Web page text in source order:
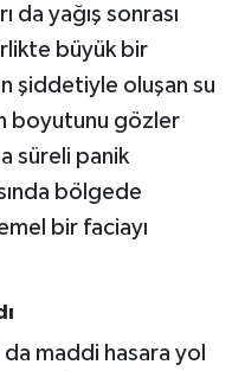
da yağış sonrası
büyük bir
şiddetiyle oluşan su
boyutunu gözler
süreli panik
bölgede
bir faciayı
maddi hasara yol